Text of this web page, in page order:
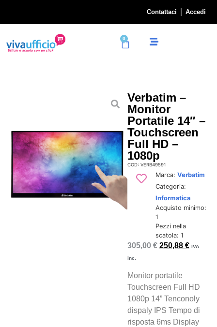
Contattaci Accedi
0
Verbatim –
Monitor
Portatile 14″ –
Touchscreen
Full HD –
1080p
COD: VERB49591
Marca: Verbatim
Categoria:
Informatica
Acquisto minimo:
1
Pezzi nella
scatola: 1
305,00€ 250,88 € IVA
inc.
Monitor portatile
Touchscreen Full HD
1080p 14” Tenconoly
dispaly IPS Tempo di
risposta 6ms Display